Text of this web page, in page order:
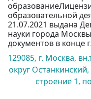
образовательной
21.07.2021 выдана
науки города
документов в конце
129085, г. Москва,
округ
строение 1,